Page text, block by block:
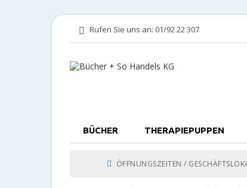
Rufen Sie uns an: 01/92 22 307
BÜCHER THERAPIEPUPPEN
ÖFFNUNGSZEITEN /